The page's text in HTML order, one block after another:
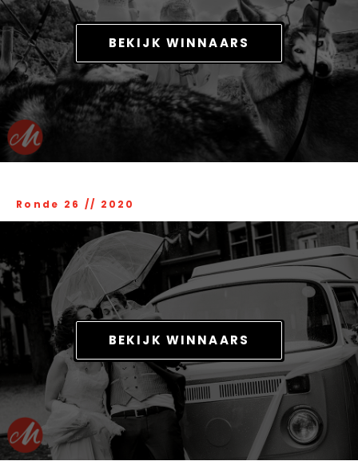
BEKIJK WINNAARS
Ronde 26 // 2020
BEKIJK WINNAARS